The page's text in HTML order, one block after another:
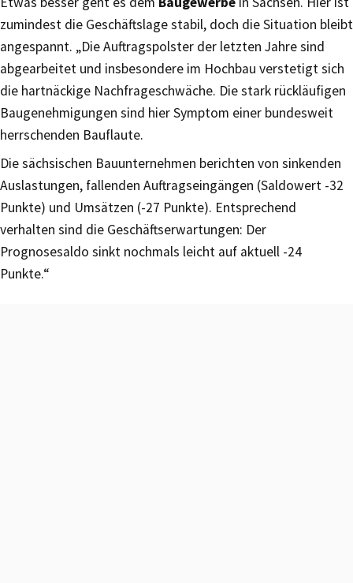
zumindest die Geschäftslage stabil, doch die Situation bleibt
angespannt. „Die Auftragspolster der letzten Jahre sind
abgearbeitet und insbesondere im Hochbau verstetigt sich
die hartnäckige Nachfrageschwäche. Die stark rückläufigen
Baugenehmigungen sind hier Symptom einer bundesweit
herrschenden Bauflaute.
Die sächsischen Bauunternehmen berichten von sinkenden
Auslastungen, fallenden Auftragseingängen (Saldowert -32
Punkte) und Umsätzen (-27 Punkte). Entsprechend
verhalten sind die Geschäftserwartungen: Der
Prognosesaldo sinkt nochmals leicht auf aktuell -24
Punkte.“